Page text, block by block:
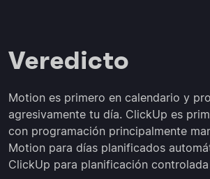
Veredicto
Motion es primero en calendario y
agresivamente tu día. ClickUp es
con programación principalmente
Motion para días planificados
ClickUp para planificación